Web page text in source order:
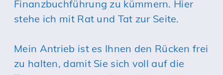
Finanzbuchführung zu kümmern. Hier
stehe ich mit Rat und Tat zur Seite.
Mein Antrieb ist es Ihnen den Rücken frei
zu halten, damit Sie sich voll auf die